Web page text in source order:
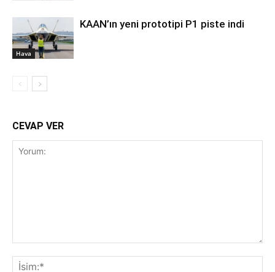
Hava
KAAN’ın yeni prototipi P1 piste indi
CEVAP VER